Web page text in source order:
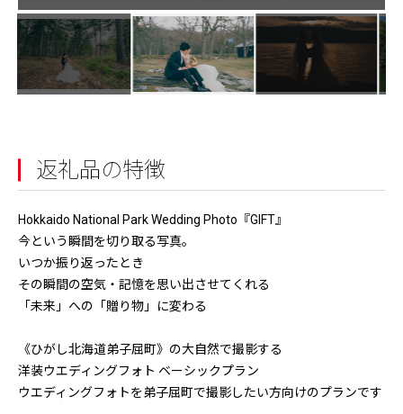
返礼品の特徴
Hokkaido National Park Wedding Photo『GIFT』
今という瞬間を切り取る写真。
いつか振り返ったとき
その瞬間の空気・記憶を思い出させてくれる
「未来」への「贈り物」に変わる
《ひがし北海道弟子屈町》の大自然で撮影する
洋装ウエディングフォト ベーシックプラン
ウエディングフォトを弟子屈町で撮影したい方向けのプランです